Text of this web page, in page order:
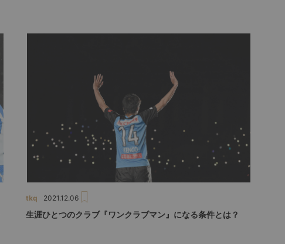
tkq 2021.12.06
生涯ひとつのクラブ『ワンクラブマン』になる条件とは？